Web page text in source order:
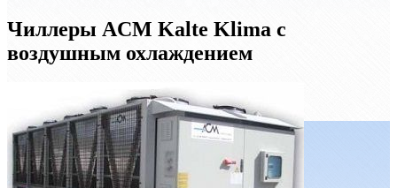
Чиллеры ACM Kalte Klima с
воздушным охлаждением